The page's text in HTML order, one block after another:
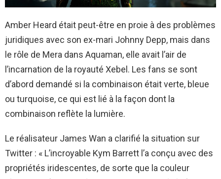
Amber Heard était peut-être en proie à des problèmes
juridiques avec son ex-mari Johnny Depp, mais dans
le rôle de Mera dans Aquaman, elle avait l’air de
l’incarnation de la royauté Xebel. Les fans se sont
d’abord demandé si la combinaison était verte, bleue
ou turquoise, ce qui est lié à la façon dont la
combinaison reflète la lumière.
Le réalisateur James Wan a clarifié la situation sur
Twitter : « L’incroyable Kym Barrett l’a conçu avec des
propriétés iridescentes, de sorte que la couleur